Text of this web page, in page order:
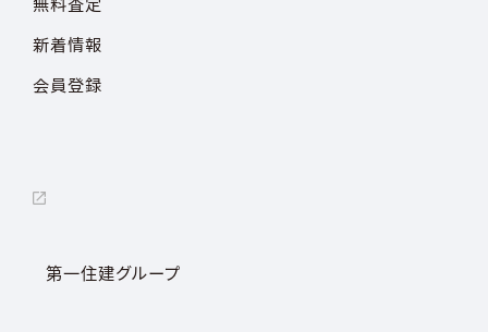
無料査定
新着情報
会員登録
第一住建グループ